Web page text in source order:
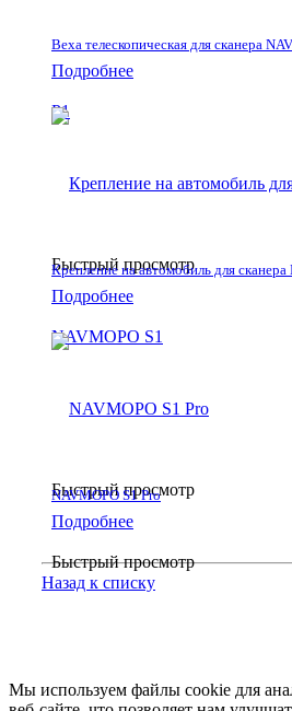
Быстрый просмотр
Веха телескопическая для сканера
Подробнее
Быстрый просмотр
Крепление на автомобиль для сканера
Подробнее
Быстрый просмотр
NAVMOPO S1 Pro
Подробнее
Назад к списку
Мы используем файлы cookie для